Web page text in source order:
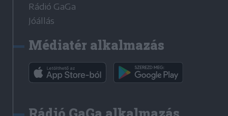
Rádió GaGa
Jóállás
Médiatér alkalmazás